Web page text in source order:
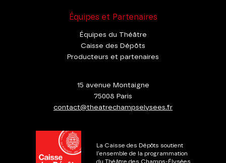
Équipes et Partenaires
Équipes du Théâtre
Caisse des Dépôts
Producteurs et partenaires
15 avenue Montaigne
75008 Paris
contact@theatrechampselysees.fr
La Caisse des Dépôts soutient
l'ensemble de la programmation
du Théâtre des Champs-Élysées